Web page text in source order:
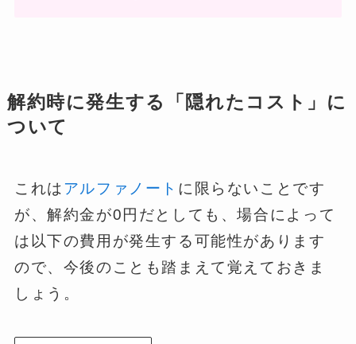
解約時に発生する「隠れたコスト」に
ついて
これは アルファノート に限らないことです
が、解約金が0円だとしても、場合によって
は以下の費用が発生する可能性があります
ので、今後のことも踏まえて覚えておきま
しょう。